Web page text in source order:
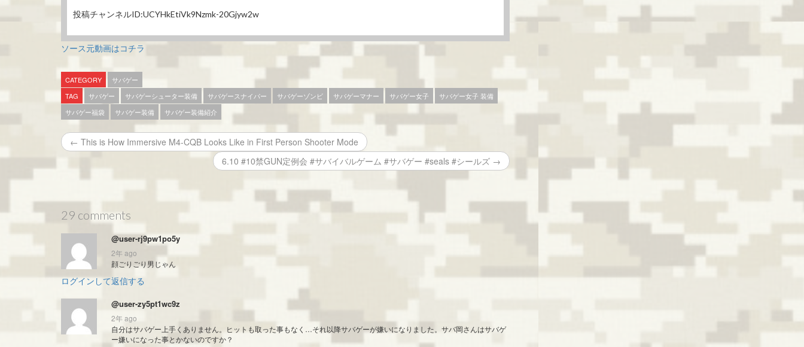
投稿チャンネルID:UCYHkEtiVk9Nzmk-20Gjyw2w
ソース元動画はコチラ
CATEGORY
サバゲー
TAG
サバゲー サバゲーシューター装備 サバゲースナイパー サバゲーゾンビ サバゲーマナー サバゲー女子
サバゲー女子 装備
サバゲー福袋
サバゲー装備 サバゲー装備紹介
← This is How Immersive M4-CQB Looks Like in First Person Shooter Mode
6.10 #10禁GUN定例会 #サバイバルゲーム #サバゲー #seals #シールズ →
29 comments
@user-rj9pw1po5y
2年 ago
顔ごりごり男じゃん
ログインして返信する
@user-zy5pt1wc9z
2年 ago
自分はサバゲー上手くありません。ヒットも取った事もなく…それ以降サバゲーが嫌いになりました。サバ岡さんはサバゲ
ー嫌いになった事とかないのですか？